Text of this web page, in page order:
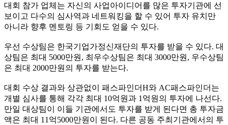
대회 참가 업체는 자신의 사업아이디어를 많은 투자기관에 선
보이고 다수의 심사역과 네트워킹을 할 수 있어 투자 유치만
아니라 향후 멘토링 등 기회도 얻을 수 있다.
우선 수상팀은 한국기업가정신재단의 투자를 받을 수 있다. 대
상팀은 최대 5000만원, 최우수상팀은 최대 3000만원, 우수상팀
은 최대 2000만원의 투자를 받는다.
대회 수상 결과와 상관없이 패스파인더H와 AC패스파인더는
개별 심사를 통해 각각 최대 10억원과 1억원의 투자에 나선다.
만일 대상팀이 이들 기관에서도 투자를 받게 된다면 총 투자금
액은 최대 11억5000만원이 된다. 다른 공동 주최기관에서의 투